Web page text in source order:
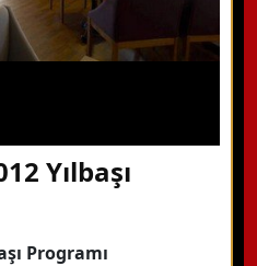
Yılbaşı
Programı